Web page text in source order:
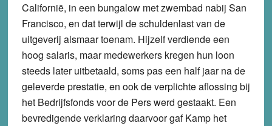
Californië, in een bungalow met zwembad nabij San
Francisco, en dat terwijl de schuldenlast van de
uitgeverij alsmaar toenam. Hijzelf verdiende een
hoog salaris, maar medewerkers kregen hun loon
steeds later uitbetaald, soms pas een half jaar na de
geleverde prestatie, en ook de verplichte aflossing bij
het Bedrijfsfonds voor de Pers werd gestaakt. Een
bevredigende verklaring daarvoor gaf Kamp het